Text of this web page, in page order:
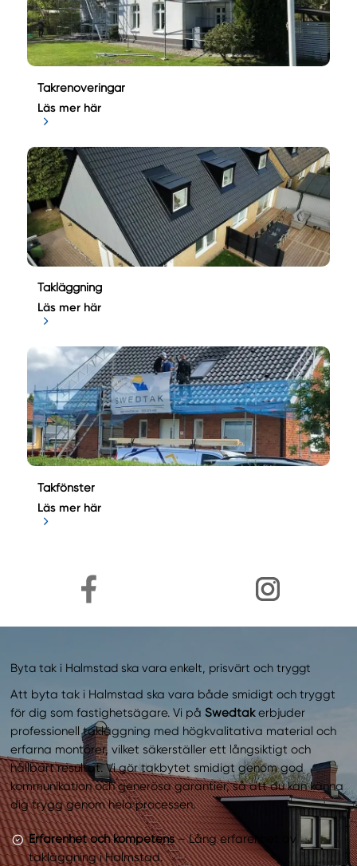
Takrenoveringar
Läs mer här
Takläggning
Läs mer här
Takfönster
Läs mer här
Byta tak i Halmstad ska vara enkelt, prisvärt och tryggt
Att byta tak i Halmstad ska vara både smidigt och tryggt
för dig som fastighetsägare. Vi påSwedtakerbjuder
professionell takläggning med högkvalitativa material och
erfarna montörer, vilket säkerställer ett långsiktigt och
hållbart resultat. Vi gör takbytet smidigt genom god
kommunikation och generösa garantier, så att du kan känna
dig trygg genom hela processen.
Erfarenhet och kompetens– Lång erfarenhet av
takläggning i Halmstad.